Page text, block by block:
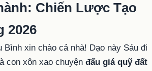
Chiến Lược Tạo
2026
Bình xin chào cả nhà! Dạo này Sáu đi
con xôn xao chuyện đấu giá quỹ đất